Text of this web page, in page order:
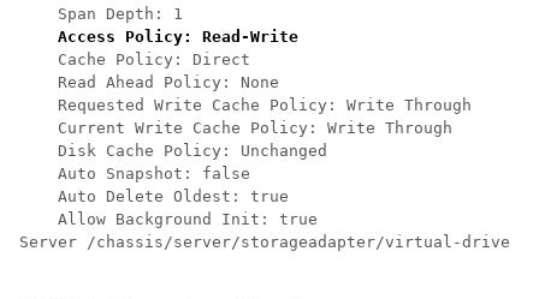
    Span Depth: 1
Access Policy: Read-Write
    Cache Policy: Direct
    Read Ahead Policy: None
    Requested Write Cache Policy: Write Through
    Current Write Cache Policy: Write Through
    Disk Cache Policy: Unchanged
    Auto Snapshot: false
    Auto Delete Oldest: true
    Allow Background Init: true
Server /chassis/server/storageadapter/virtual-drive #